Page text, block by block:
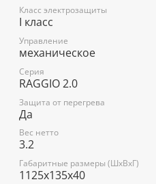
Класс электрозащиты
I класс
Управление
механическое
Серия
RAGGIO 2.0
Защита от перегрева
Да
Вес нетто
3.2
Габаритные размеры (ШxВxГ)
1125x135x40